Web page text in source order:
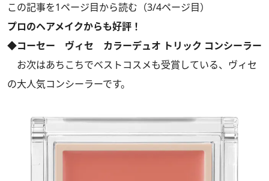
この記事を1ページ目から読む（3/4ページ目）
プロのヘアメイクからも好評！
◆コーセー ヴィセ カラーデュオ トリック コンシーラー
お次はあちこちでベストコスメも受賞している、ヴィセ
の大人気コンシーラーです。